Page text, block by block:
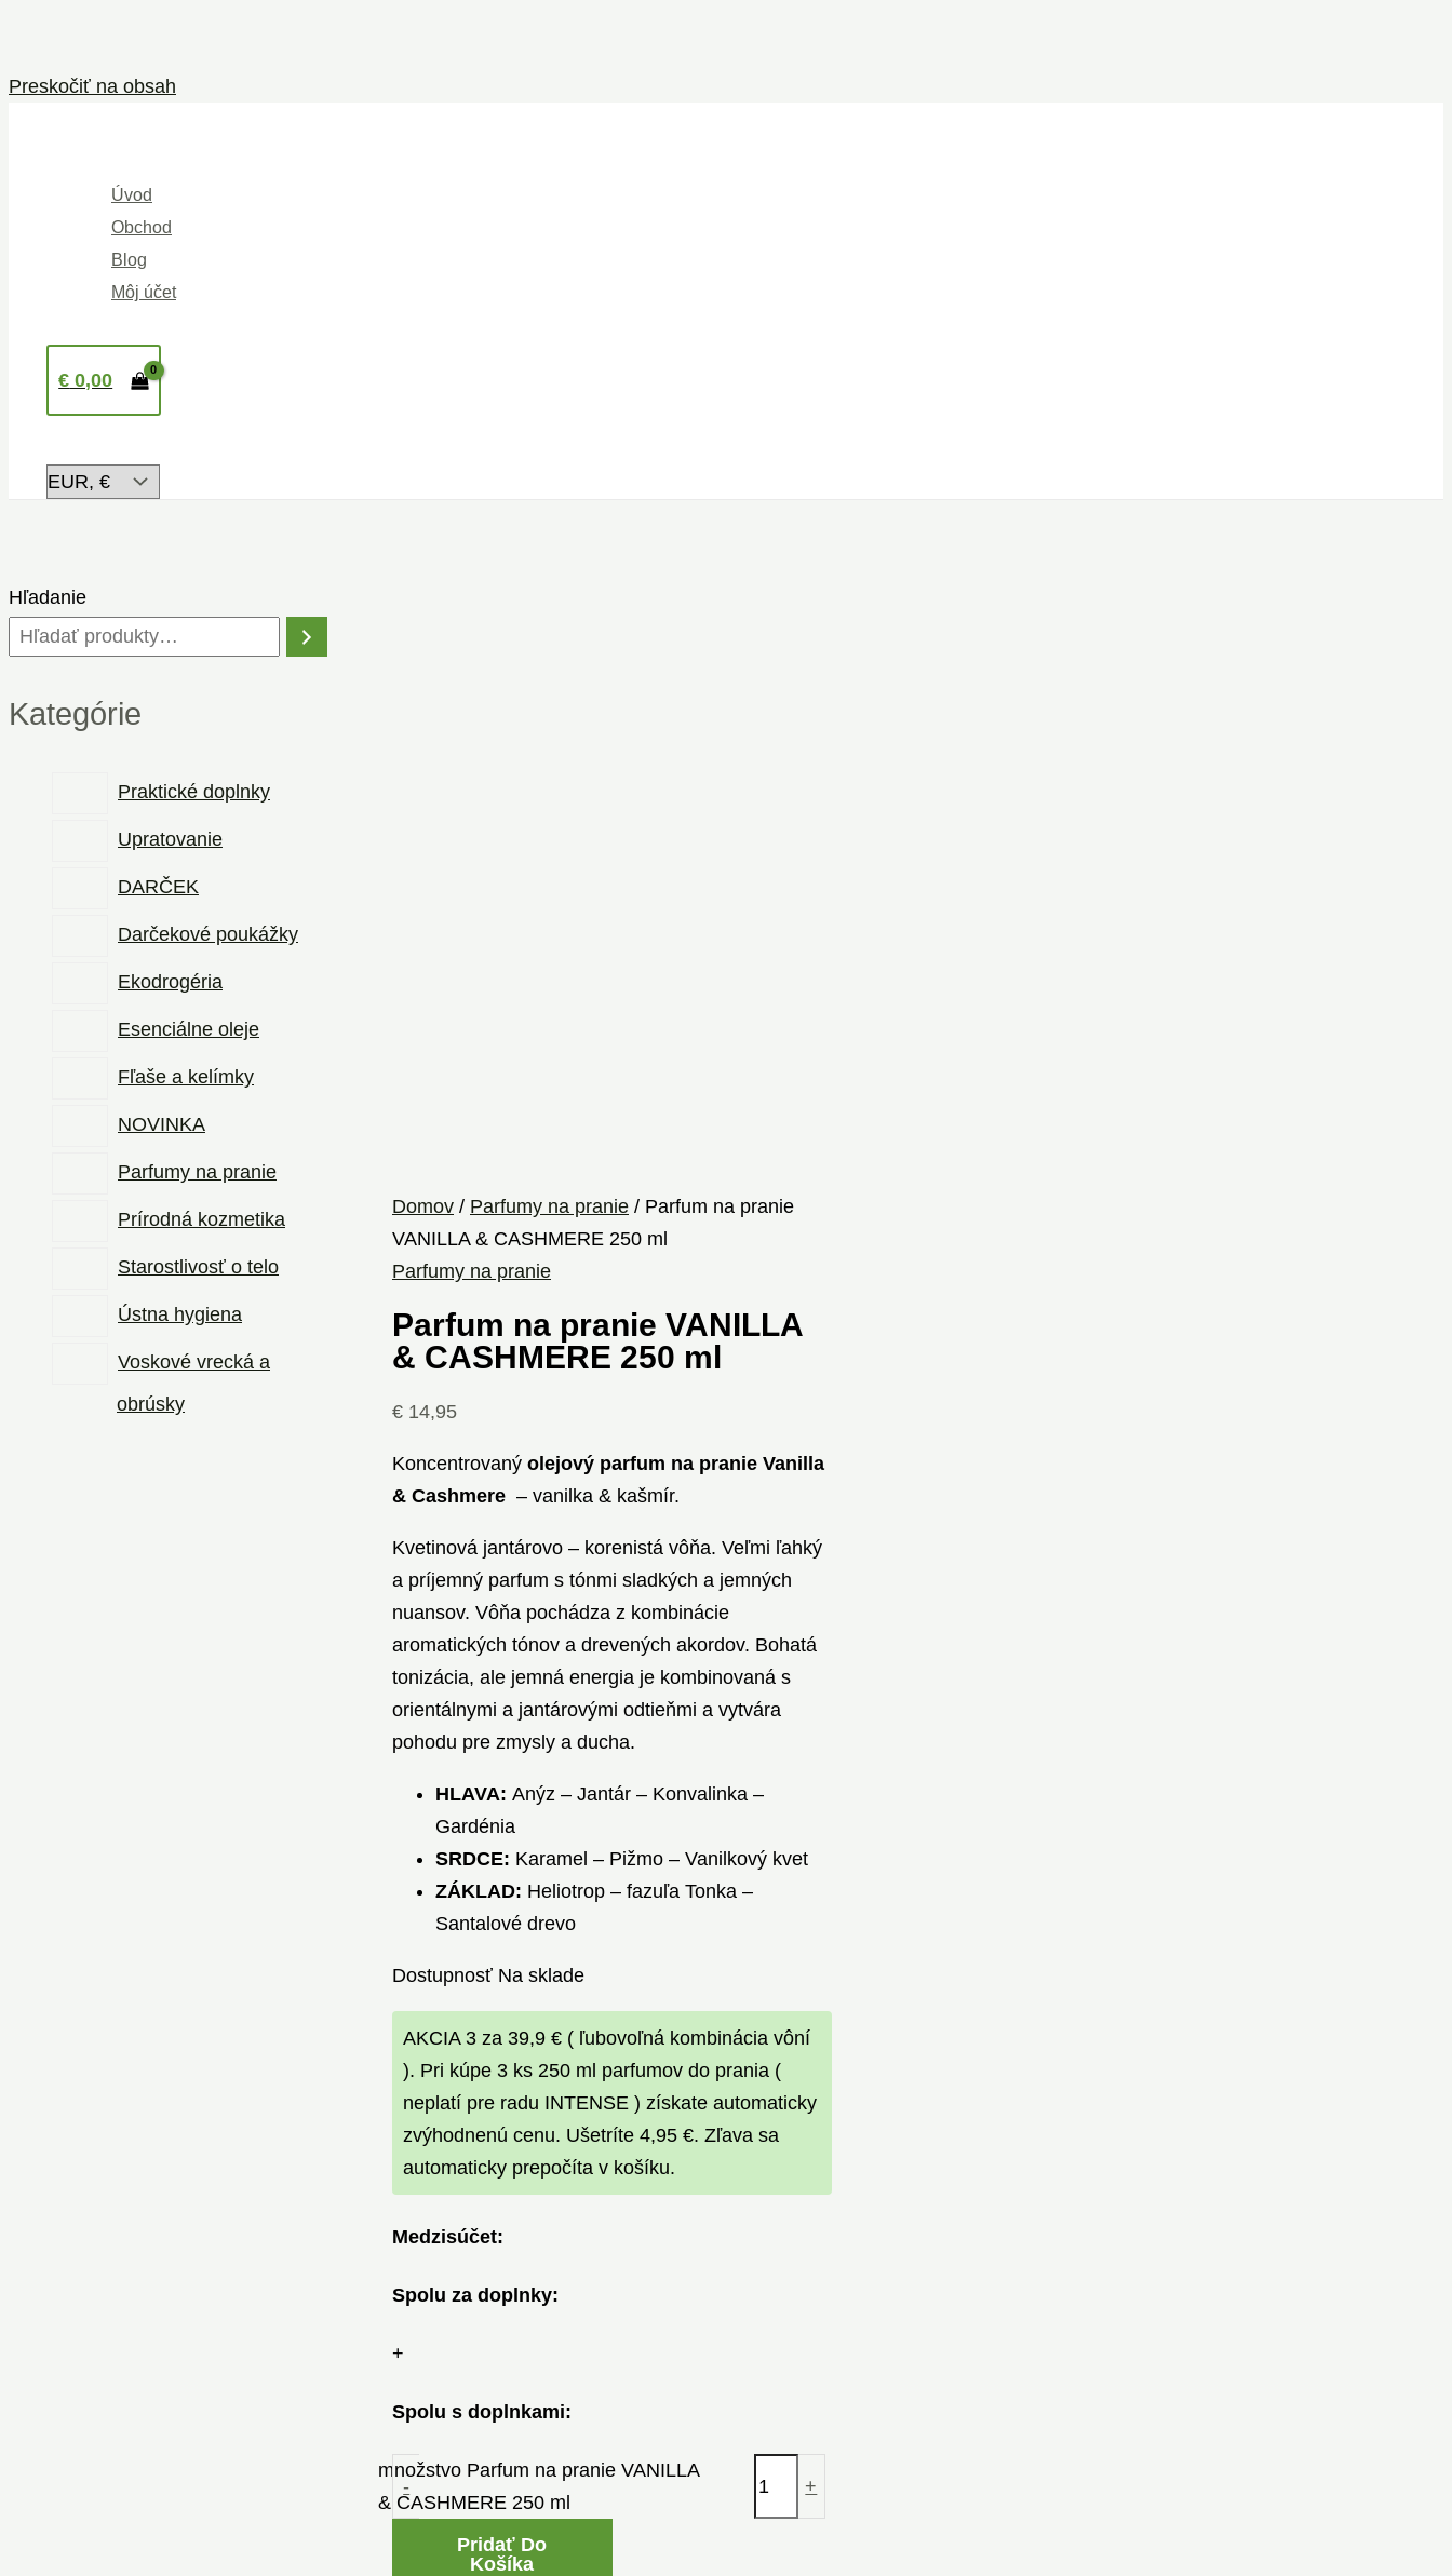
Preskočiť na obsah
Úvod
Obchod
Blog
Môj účet
€ 0,00
Hľadanie
Kategórie
Praktické doplnky
Upratovanie
DARČEK
Darčekové poukážky
Ekodrogéria
Esenciálne oleje
Fľaše a kelímky
NOVINKA
Parfumy na pranie
Prírodná kozmetika
Starostlivosť o telo
Ústna hygiena
Voskové vrecká a
obrúsky
Domov / Parfumy na pranie / Parfum na pranie
VANILLA & CASHMERE 250 ml
Parfumy na pranie
Parfum na pranie VANILLA
& CASHMERE 250 ml
€ 14,95
Koncentrovaný olejový parfum na pranie Vanilla
& Cashmere – vanilka & kašmír.
Kvetinová jantárovo – korenistá vôňa. Veľmi ľahký
a príjemný parfum s tónmi sladkých a jemných
nuansov. Vôňa pochádza z kombinácie
aromatických tónov a drevených akordov. Bohatá
tonizácia, ale jemná energia je kombinovaná s
orientálnymi a jantárovými odtieňmi a vytvára
pohodu pre zmysly a ducha.
HLAVA: Anýz – Jantár – Konvalinka –
Gardénia
SRDCE: Karamel – Pižmo – Vanilkový kvet
ZÁKLAD: Heliotrop – fazuľa Tonka –
Santalové drevo
Dostupnosť Na sklade
AKCIA 3 za 39,9 € ( ľubovoľná kombinácia vôní
). Pri kúpe 3 ks 250 ml parfumov do prania (
neplatí pre radu INTENSE ) získate automaticky
zvýhodnenú cenu. Ušetríte 4,95 €. Zľava sa
automaticky prepočíta v košíku.
Medzisúčet:
Spolu za doplnky:
+
Spolu s doplnkami:
-
množstvo Parfum na pranie VANILLA
& CASHMERE 250 ml
+
Pridať Do
Košíka